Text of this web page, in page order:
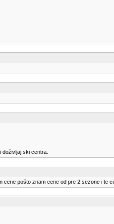
doživljaj ski centra.
pošto znam cene od pre 2 sezone i te